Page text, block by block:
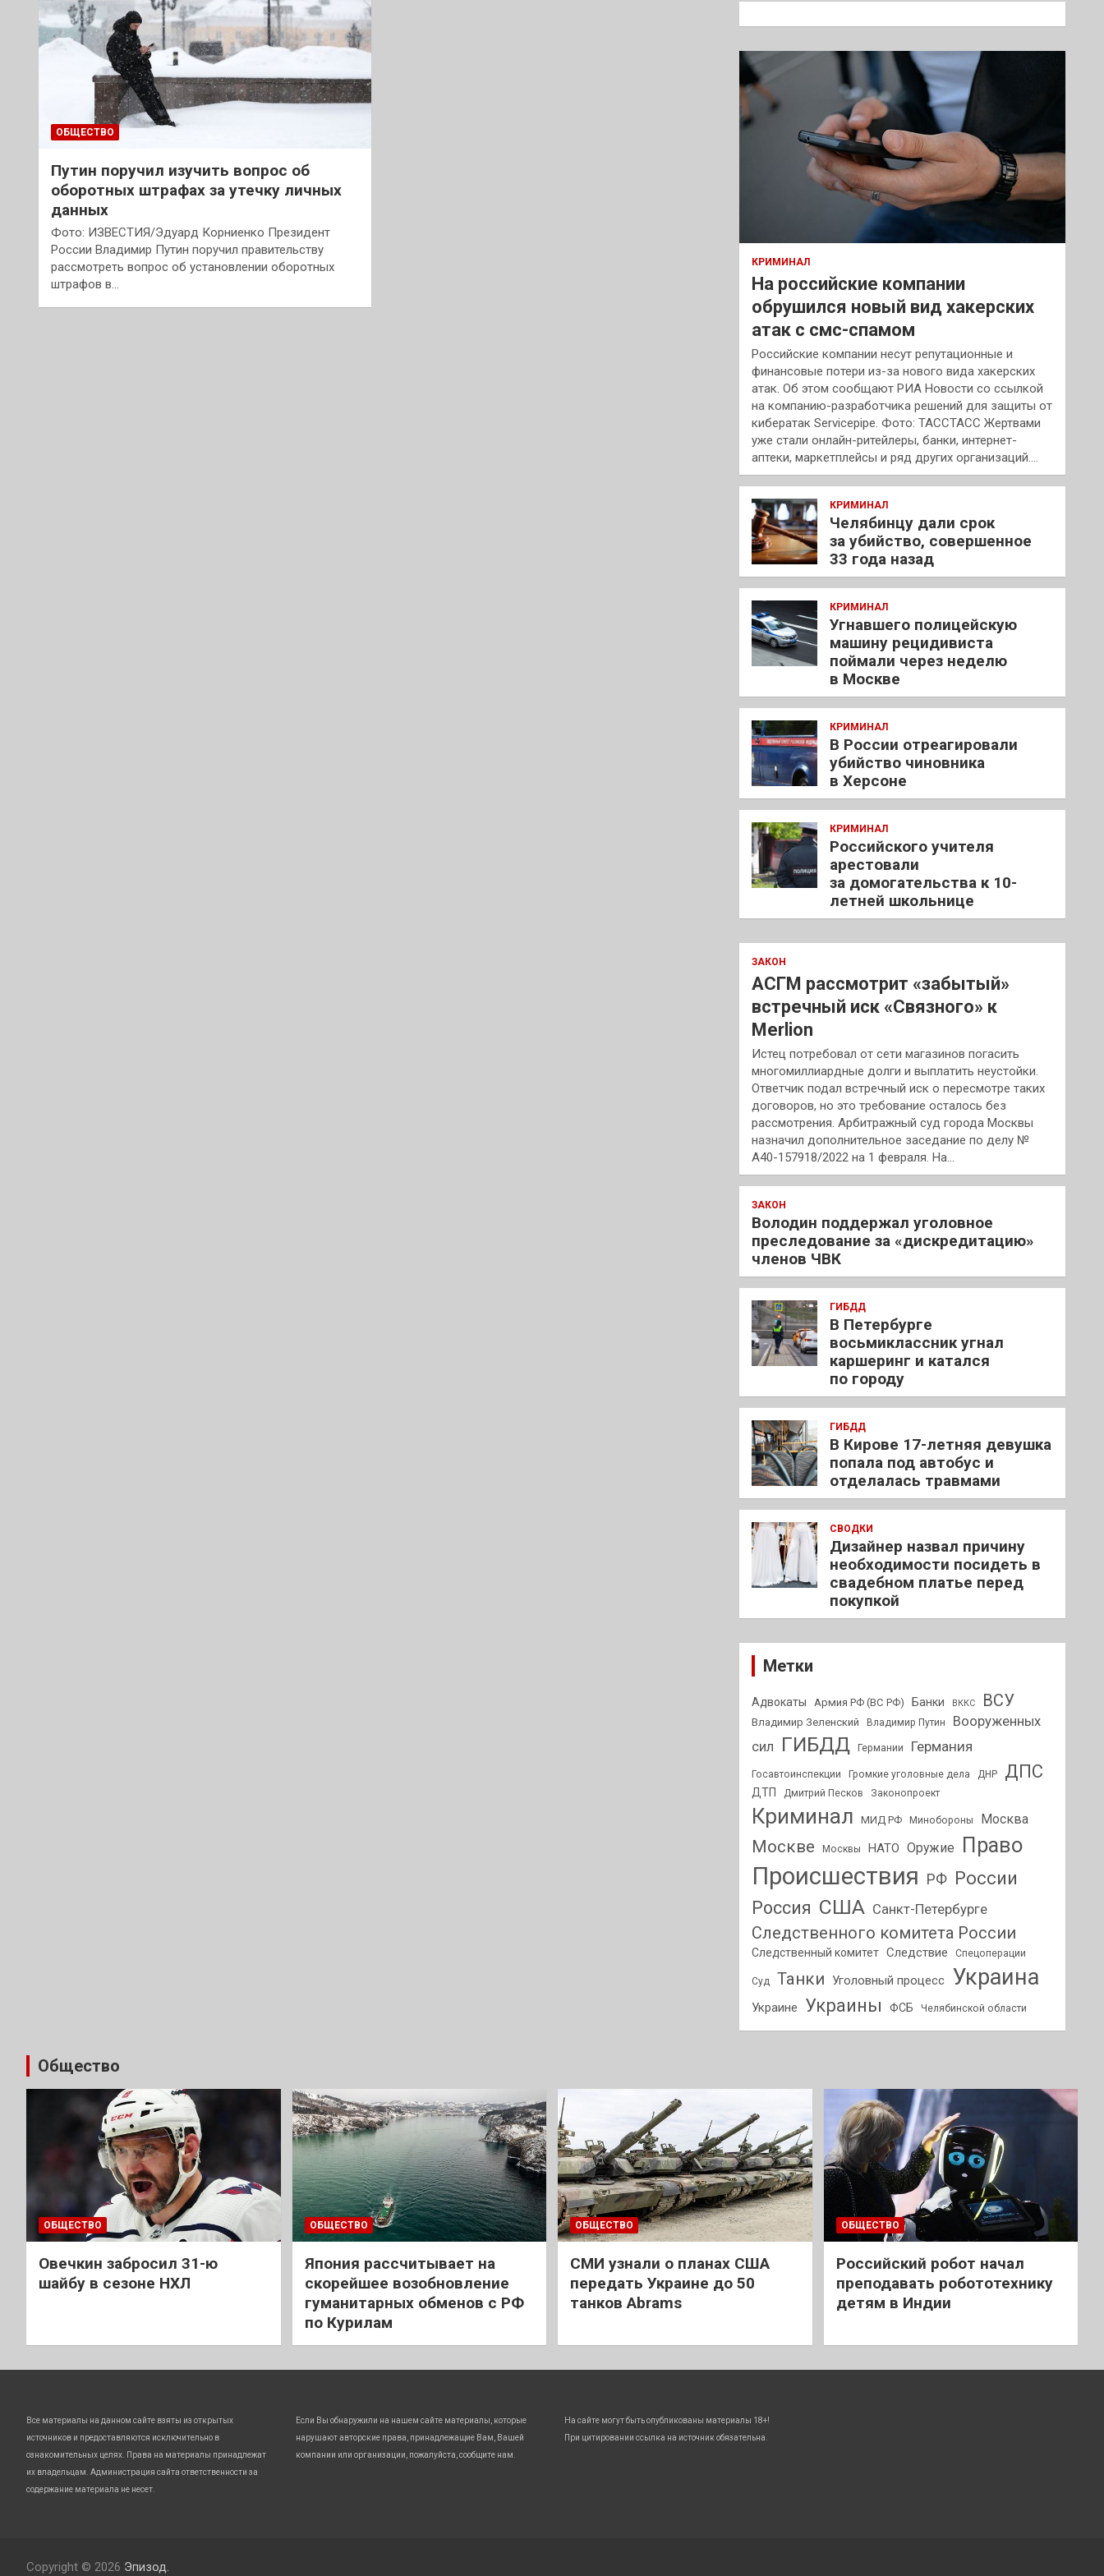
ОБЩЕСТВО
Путин поручил изучить вопрос об
оборотных штрафах за утечку личных
данных
Фото: ИЗВЕСТИЯ/Эдуард Корниенко Президент
России Владимир Путин поручил правительству
рассмотреть вопрос об установлении оборотных
штрафов в…
к
КРИМИНАЛ
На российские компании
обрушился новый вид хакерских
атак с смс-спамом
Российские компании несут репутационные и
финансовые потери из-за нового вида хакерских
атак. Об этом сообщают РИА Новости со ссылкой
на компанию-разработчика решений для защиты от
кибератак Servicepipe. Фото: ТАССТАСС Жертвами
уже стали онлайн-ритейлеры, банки, интернет-
аптеки, маркетплейсы и ряд других организаций.…
КРИМИНАЛ
Челябинцу дали срок
за убийство, совершенное
33 года назад
КРИМИНАЛ
Угнавшего полицейскую
машину рецидивиста
поймали через неделю
в Москве
КРИМИНАЛ
В России отреагировали
убийство чиновника
в Херсоне
КРИМИНАЛ
Российского учителя
арестовали
за домогательства к 10-
летней школьнице
ЗАКОН
АСГМ рассмотрит «забытый»
встречный иск «Связного» к
Merlion
Истец потребовал от сети магазинов погасить
многомиллиардные долги и выплатить неустойки.
Ответчик подал встречный иск о пересмотре таких
договоров, но это требование осталось без
рассмотрения. Арбитражный суд города Москвы
назначил дополнительное заседание по делу №
А40-157918/2022 на 1 февраля. На…
ЗАКОН
Володин поддержал уголовное
преследование за «дискредитацию»
членов ЧВК
ГИБДД
В Петербурге
восьмиклассник угнал
каршеринг и катался
по городу
ГИБДД
В Кирове 17-летняя девушка
попала под автобус и
отделалась травмами
СВОДКИ
Дизайнер назвал причину
необходимости посидеть в
свадебном платье перед
покупкой
Метки
Адвокаты Армия РФ (ВС РФ) Банки ВККС ВСУ
Владимир Зеленский Владимир Путин
Вооруженных
сил
ГИБДД Германии Германия
Госавтоинспекции Громкие уголовные дела ДНР ДПС
ДТП Дмитрий Песков Законопроект
Криминал МИД РФ Минобороны Москва
Москве Москвы НАТО Оружие Право
Происшествия РФ России
Россия США Санкт-Петербурге
Следственного комитета России
Следственный комитет Следствие Спецоперации
Суд Танки Уголовный процесс Украина
Украине Украины ФСБ Челябинской области
Общество
ОБЩЕСТВО
Овечкин забросил 31-ю
шайбу в сезоне НХЛ
ОБЩЕСТВО
Япония рассчитывает на
скорейшее возобновление
гуманитарных обменов с РФ
по Курилам
ОБЩЕСТВО
СМИ узнали о планах США
передать Украине до 50
танков Abrams
ОБЩЕСТВО
Российский робот начал
преподавать робототехнику
детям в Индии
Все материалы на данном сайте взяты из открытых
источников и предоставляются исключительно в
ознакомительных целях. Права на материалы принадлежат
их владельцам. Администрация сайта ответственности за
содержание материала не несет.
Если Вы обнаружили на нашем сайте материалы, которые
нарушают авторские права, принадлежащие Вам, Вашей
компании или организации, пожалуйста, сообщите нам.
На сайте могут быть опубликованы материалы 18+!
При цитировании ссылка на источник обязательна.
Copyright © 2026 Эпизод.